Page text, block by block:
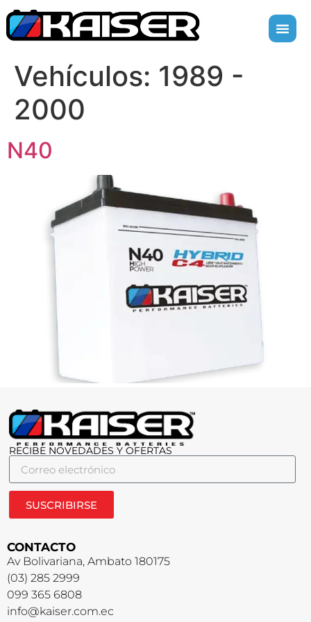
Vehículos: 1989 -
2000
N40
RECIBE NOVEDADES Y OFERTAS
SUSCRIBIRSE
CONTACTO
Av Bolivariana, Ambato 180175
(03) 285 2999
099 365 6808
info@kaiser.com.ec